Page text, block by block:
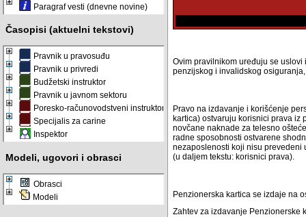
Paragraf vesti (dnevne novine)
Časopisi (aktuelni tekstovi)
Pravnik u pravosuđu
Pravnik u privredi
Budžetski instruktor
Pravnik u javnom sektoru
Poresko-računovodstveni instruktor
Specijalis za carine
Inspektor
Modeli, ugovori i obrasci
Obrasci
Modeli
Ovim pravilnikom uređuju se
penzijskog i invalidskog
Pravo na izdavanje i korišćenje
kartica) ostvaruju korisnici prava iz
novčane naknade za telesno
radne sposobnosti ostvarene
nezaposlenosti koji nisu prevedeni
(u daljem tekstu: korisnici prava).
Penzionerska kartica se izdaje na
Zahtev za izdavanje Penzionerske